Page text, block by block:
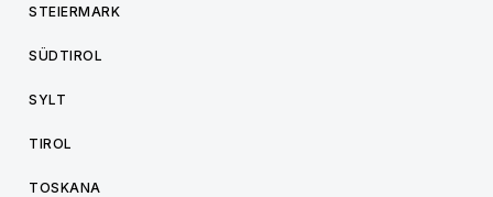
STEIERMARK
SÜDTIROL
SYLT
TIROL
TOSKANA